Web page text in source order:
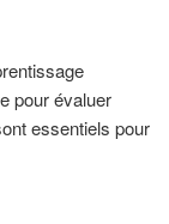
pour évaluer
essentiels pour